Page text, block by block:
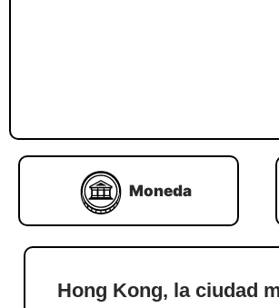
Moneda
Hong Kong, la ciudad